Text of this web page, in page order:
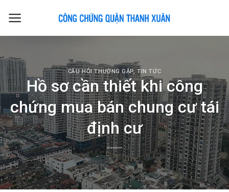
CÂU HỎI THƯỜNG GẶP,TIN TỨC
Hồ sơ cần thiết khi công
chứng mua bán chung cư tái
định cư